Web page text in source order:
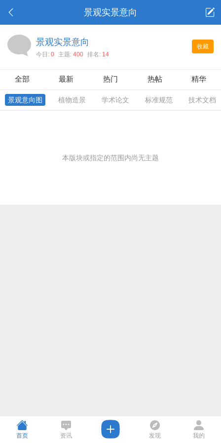
景观实景意向
收藏
景观实景意向
今日: 0 主题: 400 排名: 14
全部 最新 热门 热帖 精华
景观意向图 植物造景 学术论文 标准规范 技术文档
本版块或指定的范围内尚无主题
首页 资讯 发现 我的